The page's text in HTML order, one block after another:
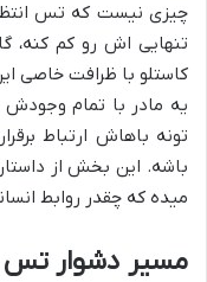
چیزی نیست که تس
تنهایی اش رو کم
کاستلو با ظرافت خاصی
یه مادر با تمام
تونه باهاش ارتباط
باشه. این بخش از
میده که چقدر روابط
مسیر دشوار